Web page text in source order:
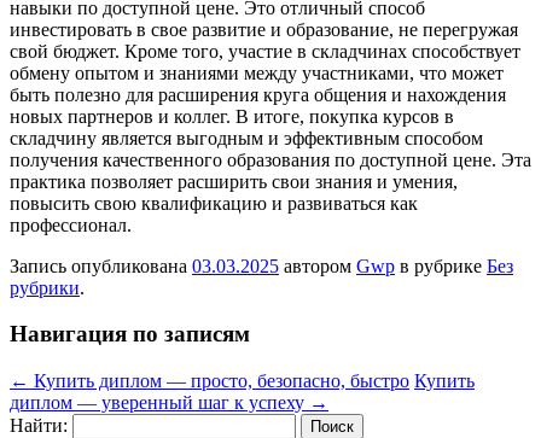
навыки по доступной цене. Это отличный способ
инвестировать в свое развитие и образование, не перегружая
свой бюджет. Кроме того, участие в складчинах способствует
обмену опытом и знаниями между участниками, что может
быть полезно для расширения круга общения и нахождения
новых партнеров и коллег. В итоге, покупка курсов в
складчину является выгодным и эффективным способом
получения качественного образования по доступной цене. Эта
практика позволяет расширить свои знания и умения,
повысить свою квалификацию и развиваться как
профессионал.
Запись опубликована 03.03.2025 автором Gwp в рубрике Без
рубрики.
Навигация по записям
← Купить диплом — просто, безопасно, быстро Купить
диплом — уверенный шаг к успеху →
Найти: